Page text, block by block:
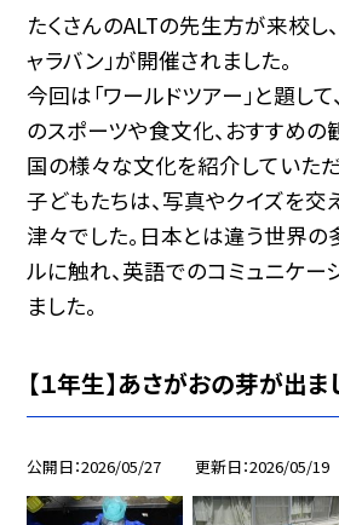
たくさんのALTの先生方が来校し、
ャラバン」が開催されました。
今回は「ワールドツアー」と題し
のスポーツや食文化、おすすめの
国の様々な文化を紹介していただ
子どもたちは、写真やクイズを交
津々でした。日本とは違う世界の
ルに触れ、英語でのコミュニケー
ました。
【１年生】あさがおの芽が出ま
公開日 2026/05/27 更新日 2026/05/19